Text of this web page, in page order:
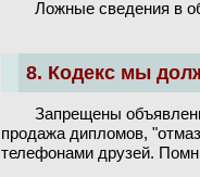
Ложные сведения в
8. Кодекс мы
Запрещены
продажа дипломов,
телефонами друзей.